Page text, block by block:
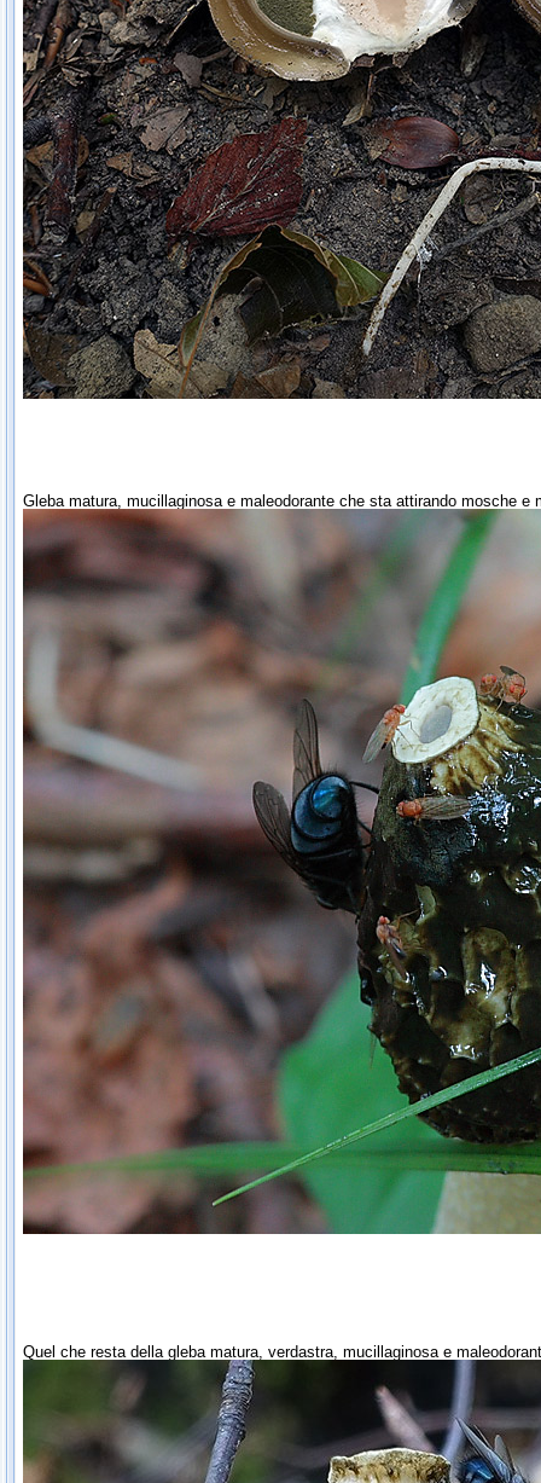
Gleba matura, mucillaginosa e maleodorante che sta attirando mosche
Quel che resta della gleba matura, verdastra, mucillaginosa e